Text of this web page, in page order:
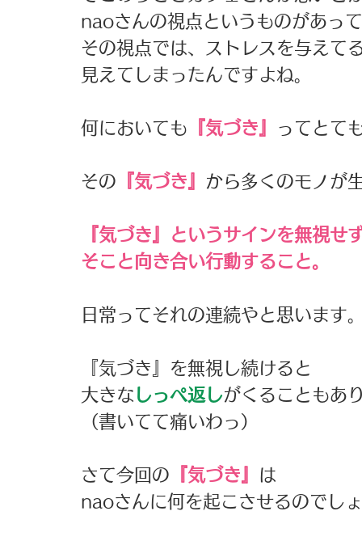
naoさんの視点というものがあって
その視点では、ストレスを与えて
見えてしまったんですよね。
何においても 『気づき』 ってとて
その 『気づき』 から多くのモノが
『気づき』というサインを無視せ
そこと向き合い行動すること。
日常ってそれの連続やと思います
『気づき』を無視し続けると
大きな しっぺ返しがくることもあ
（書いてて痛いわっ）
さて今回の 『気づき』 は
naoさんに何を起こさせるのでし